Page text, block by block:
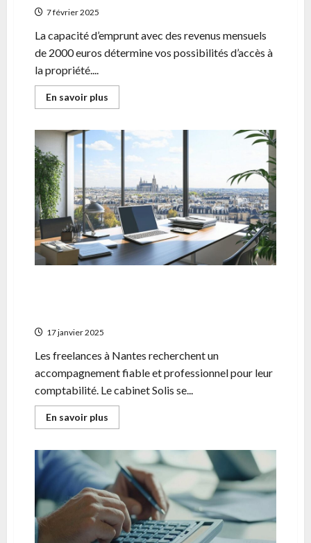
7 février 2025
La capacité d’emprunt avec des revenus mensuels
de 2000 euros détermine vos possibilités d’accès à
la propriété....
En savoir plus
savoir
Combien
emprunter
avec
2000
mois
?
Analyse
detaillee
de
votre
pouvoir
d’achat
17 janvier 2025
Les freelances à Nantes recherchent un
accompagnement fiable et professionnel pour leur
comptabilité. Le cabinet Solis se...
En savoir plus
savoir
Solis,
expert-
comptable
a
Nantes,
accompagne
les
freelances